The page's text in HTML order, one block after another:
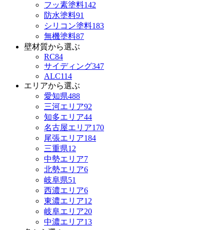
フッ素塗料142
防水塗料91
シリコン塗料183
無機塗料87
壁材質から選ぶ
RC84
サイディング347
ALC114
エリアから選ぶ
愛知県488
三河エリア92
知多エリア44
名古屋エリア170
尾張エリア184
三重県12
中勢エリア7
北勢エリア6
岐阜県51
西濃エリア6
東濃エリア12
岐阜エリア20
中濃エリア13